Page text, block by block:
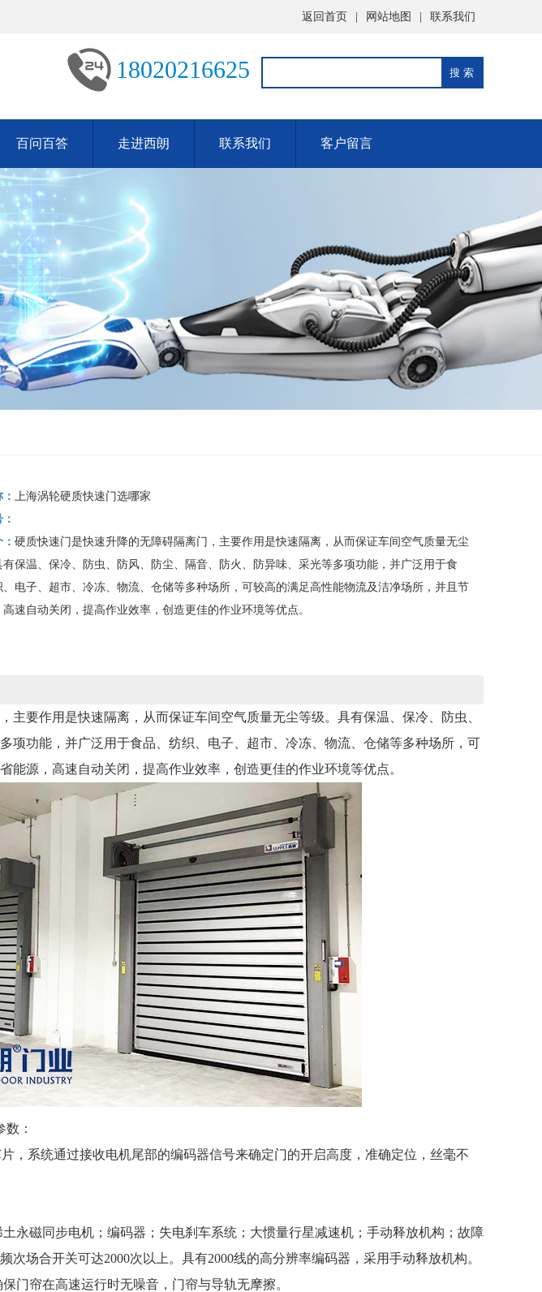
返回首页 | 网站地图 | 联系我们
18020216625
百问百答 走进西朗 联系我们 客户留言
上海涡轮硬质快速门选哪家
硬质快速门是快速升降的无障碍隔离门，主要作用是快速隔离，从而保证车间空气质量无尘
有保温、保冷、防虫、防风、防尘、隔音、防火、防异味、采光等多项功能，并广泛用于食
、电子、超市、冷冻、物流、仓储等多种场所，可较高的满足高性能物流及洁净场所，并且节
速自动关闭，提高作业效率，创造更佳的作业环境等优点。
主要作用是快速隔离，从而保证车间空气质量无尘等级。具有保温、保冷、防虫、
项功能，并广泛用于食品、纺织、电子、超市、冷冻、物流、仓储等多种场所，可
能源，高速自动关闭，提高作业效率，创造更佳的作业环境等优点。
：
系统通过接收电机尾部的编码器信号来确定门的开启高度，准确定位，丝毫不
磁同步电机；编码器；失电刹车系统；大惯量行星减速机；手动释放机构；故障
次场合开关可达2000次以上。具有2000线的高分辨率编码器，采用手动释放机构。
帘在高速运行时无噪音，门帘与导轨无摩擦。